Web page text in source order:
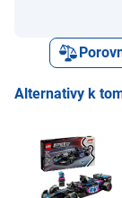
Alternativy k